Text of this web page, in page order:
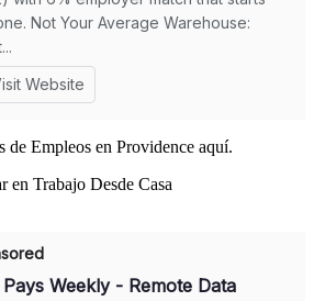
de Empleos en Providence aquí.
en Trabajo Desde Casa